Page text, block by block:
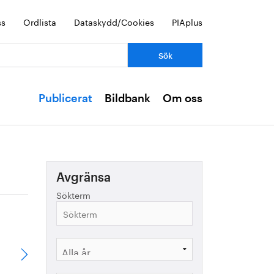
Ordlista Dataskydd/Cookies PIAplus
Publicerat Bildbank Om oss
Avgränsa
Sökterm